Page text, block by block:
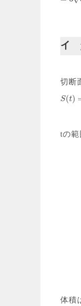
イ
切断
S(t)
tの範
体積